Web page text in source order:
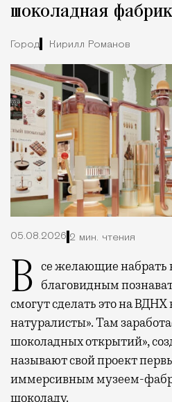
шоколадная
Город Кирилл Романов
05.08.2026 2 мин. чтения
Все желающие набрать калорий к зиме под благовидным
смогут сделать это на
натуралисты». Там
шоколадных открытий»,
называют свой проект
иммерсивным музеем-
шоколаду.